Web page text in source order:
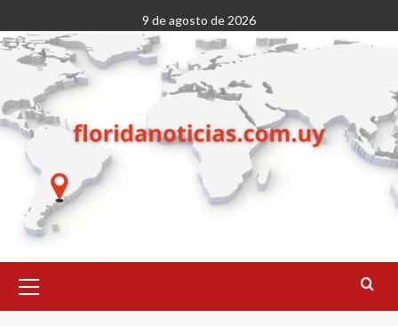
al
contenido
9 de agosto de 2026
primario